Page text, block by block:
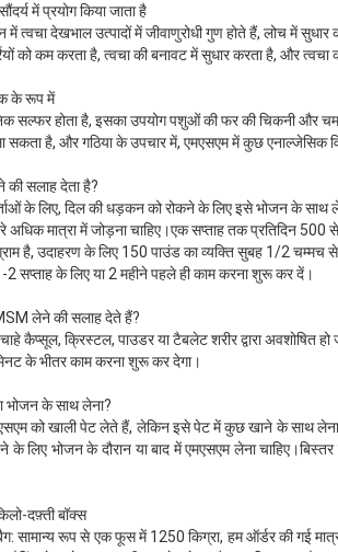
में प्रयोग किया जाता है
में त्वचा देखभाल उत्पादों में जीवाणुरोधी गुण होते हैं, लोच में
को कम करता है, त्वचा की बनावट में सुधार करता है, और
के रूप में
सल्फर होता है, इसका उपयोग पशुओं की फर की चिकनी और
सकता है, और गठिया के उपचार में, एमएसएम में कुछ एनाल्जेसिक
सलाह देता है?
के लिए, दिल की धड़कन को रोकने के लिए इसे भोजन के साथ
अधिक मात्रा में जोड़ना चाहिए।एक सप्ताह तक प्रतिदिन
है, उदाहरण के लिए 150 पाउंड का व्यक्ति सुबह 1/2
सप्ताह के लिए या 2 महीने पहले ही काम करना शुरू कर दें।
लेने की सलाह देते हैं?
कैप्सूल, क्रिस्टल, पाउडर या टैबलेट शरीर द्वारा अवशोषित
के भीतर काम करना शुरू कर देगा।
भोजन के साथ लेना?
को खाली पेट लेते हैं, लेकिन इसे पेट में कुछ खाने के साथ
लिए भोजन के दौरान या बाद में एमएसएम लेना
दफ़्ती बॉक्स
बैग: सामान्य रूप से एक फूस में 1250 किग्रा, हम ऑर्डर की गई